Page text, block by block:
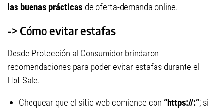
las buenas prácticas de oferta-demanda online.
-> Cómo evitar estafas
Desde Protección al Consumidor brindaron
recomendaciones para poder evitar estafas durante el
Hot Sale.
Chequear que el sitio web comience con “https://:”; si